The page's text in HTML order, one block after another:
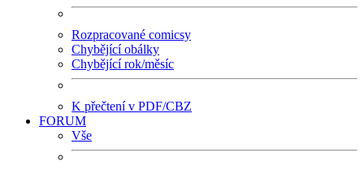
Rozpracované comicsy
Chybějící obálky
Chybějící rok/měsíc
K přečtení v PDF/CBZ
FORUM
Vše